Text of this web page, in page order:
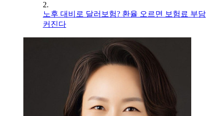
2.
노후 대비로 달러보험? 환율 오르면 보험료 부담
커진다